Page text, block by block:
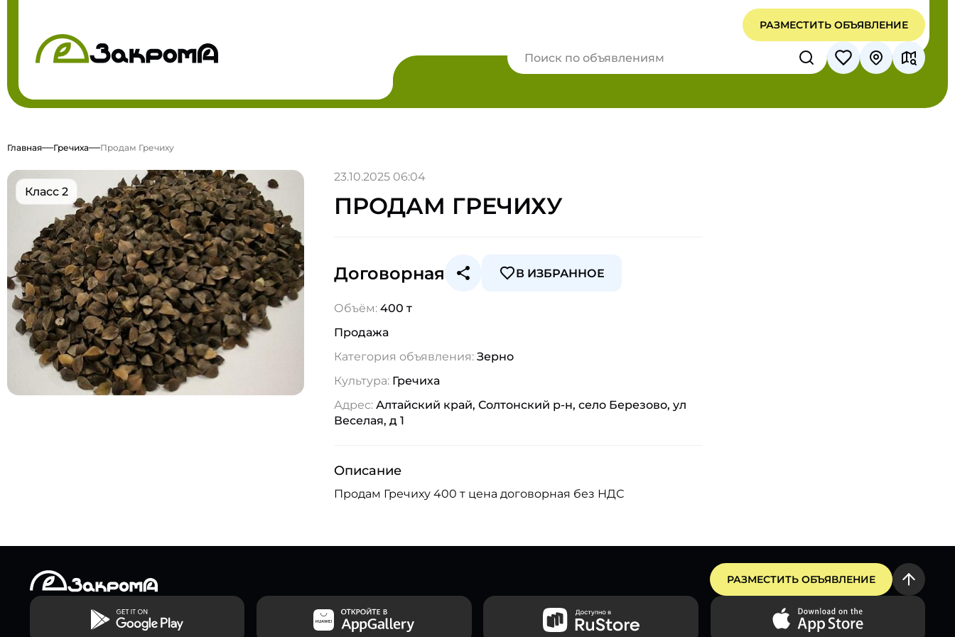
РАЗМЕСТИТЬ ОБЪЯВЛЕНИЕ
Главная Гречиха Продам Гречиху
Класс 2
23.10.2025 06:04
ПРОДАМ ГРЕЧИХУ
Договорная В ИЗБРАННОЕ
Объём: 400 т
Продажа
Категория объявления: Зерно
Культура: Гречиха
Адрес: Алтайский край, Солтонский р-н, село Березово, ул
Веселая, д 1
Описание
Продам Гречиху 400 т цена договорная без НДС
РАЗМЕСТИТЬ ОБЪЯВЛЕНИЕ